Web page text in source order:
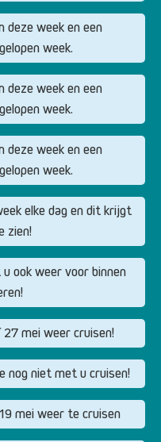
deze week en een
week.
deze week en een
week.
deze week en een
week.
elke dag en dit krijgt
zien!
ook weer voor binnen
mei weer cruisen!
nog niet met u cruisen!
mei weer te cruisen